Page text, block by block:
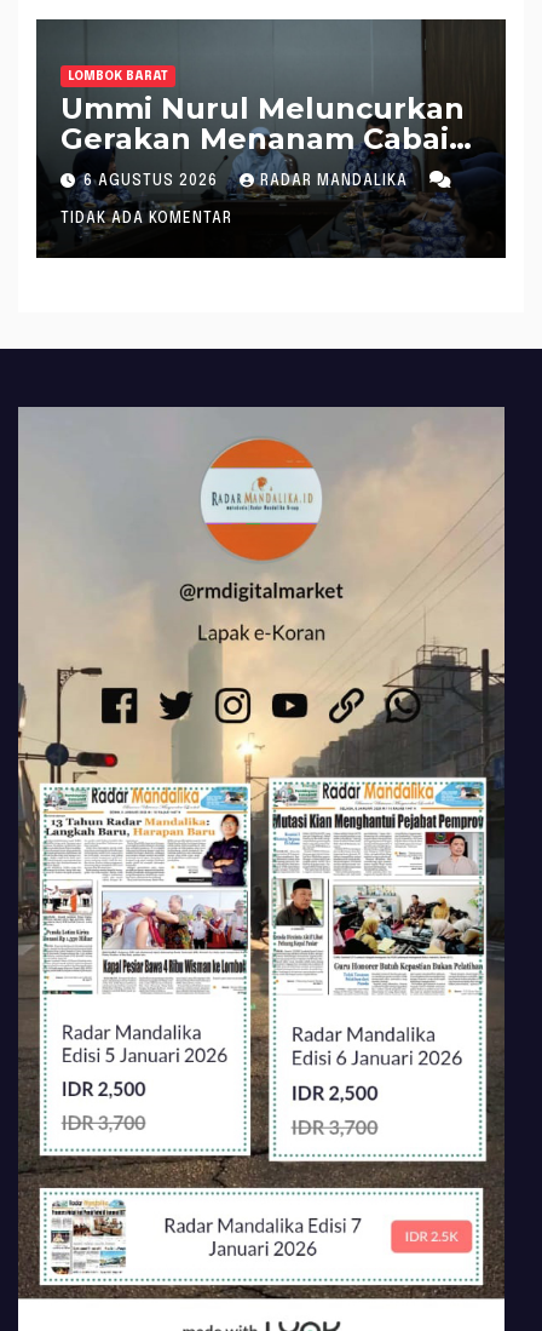
LOMBOK BARAT
Ummi Nurul Meluncurkan
Gerakan Menanam Cabai
Tangani Inflasi
6 AGUSTUS 2026 RADAR MANDALIKA
TIDAK ADA KOMENTAR